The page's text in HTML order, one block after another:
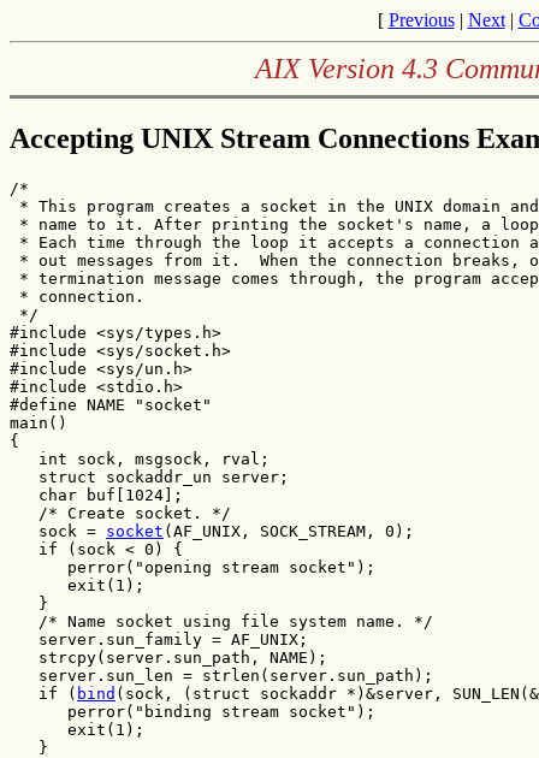
[ Previous| Next|
AIX Version 4.3
Accepting UNIX Stream Connections
/*
* This program creates a socket in the UNIX domain
* name to it. After printing the socket's name, a
* Each time through the loop it accepts a connection
* out messages from it.  When the connection breaks,
* termination message comes through, the program
* connection.
*/
#include <sys/types.h>
#include <sys/socket.h>
#include <sys/un.h>
#include <stdio.h>
#define NAME "socket"
main()
{
   int sock, msgsock, rval;
struct sockaddr_un server;
char buf[1024];
/* Create socket. */
sock = socket (AF_UNIX, SOCK_STREAM, 0);
if (sock < 0) {
perror("opening stream socket");
exit(1);
}
/* Name socket using file system name. */
server.sun_family = AF_UNIX;
strcpy(server.sun_path, NAME);
server.sun_len = strlen(server.sun_path);
if ( bind (sock, (struct sockaddr *)&server,
perror("binding stream socket");
exit(1);
}